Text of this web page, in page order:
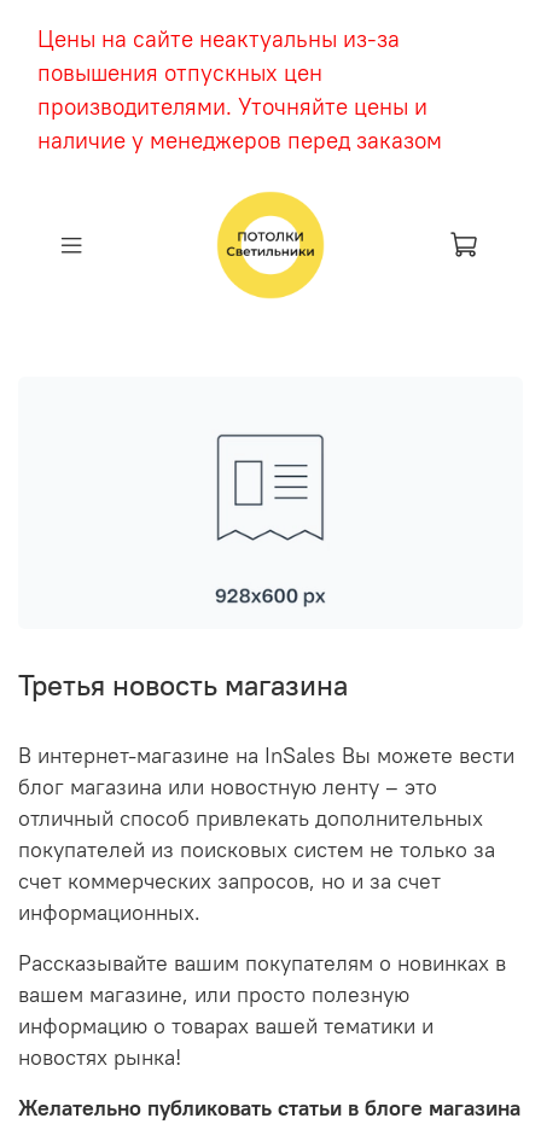
Цены на сайте неактуальны из-за
повышения отпускных цен
производителями. Уточняйте цены и
наличие у менеджеров перед заказом
Третья новость магазина
В интернет-магазине на InSales Вы можете вести
блог магазина или новостную ленту – это
отличный способ привлекать дополнительных
покупателей из поисковых систем не только за
счет коммерческих запросов, но и за счет
информационных.
Рассказывайте вашим покупателям о новинках в
вашем магазине, или просто полезную
информацию о товарах вашей тематики и
новостях рынка!
Желательно публиковать статьи в блоге магазина